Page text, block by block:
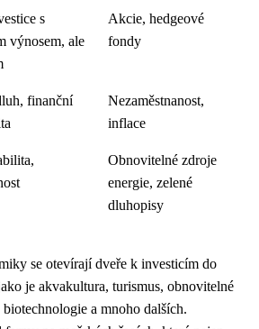
s
výnosem, ale
Akcie, hedgeové
fondy
finanční
Nezaměstnanost,
inflace
Obnovitelné zdroje
energie, zelené
dluhopisy
se otevírají dveře k investicím do
je akvakultura, turismus, obnovitelné
a mnoho dalších.